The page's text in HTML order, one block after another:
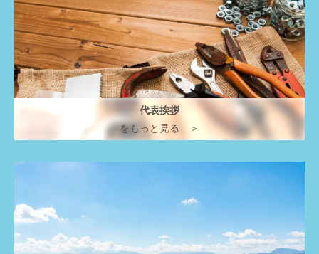
代表挨拶
をもっと見る ＞